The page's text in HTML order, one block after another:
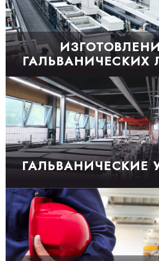
ГАЛЬВАНИЧЕСКИЕ